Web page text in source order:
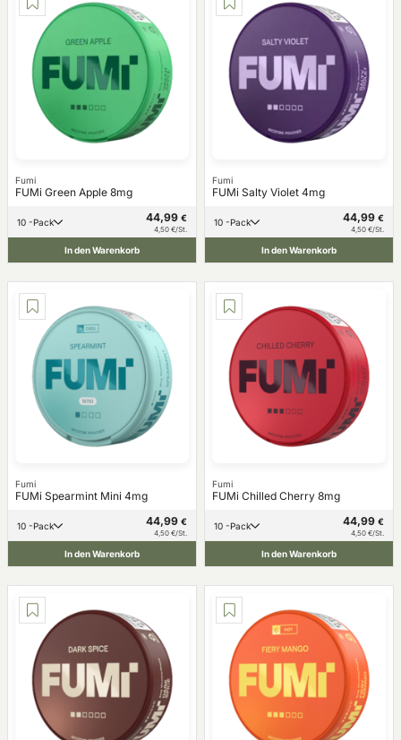
Fumi
FUMi Green Apple 8mg
10 -Pack 44,99 €
4,50 €/St.
In den Warenkorb
Fumi
FUMi Salty Violet 4mg
10 -Pack 44,99 €
4,50 €/St.
In den Warenkorb
Fumi
FUMi Spearmint Mini 4mg
10 -Pack 44,99 €
4,50 €/St.
In den Warenkorb
Fumi
FUMi Chilled Cherry 8mg
10 -Pack 44,99 €
4,50 €/St.
In den Warenkorb